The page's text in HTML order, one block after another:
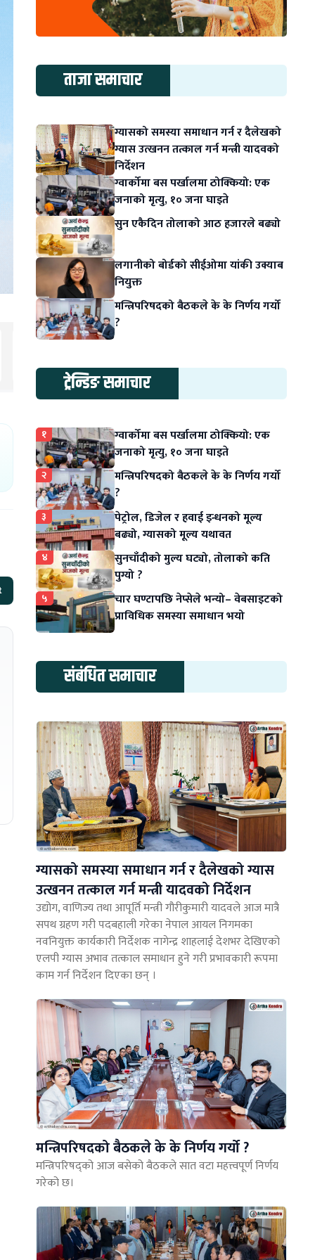
ताजा समाचार
ग्यासको समस्या समाधान गर्न र दैलेखको
ग्यास उत्खनन तत्काल गर्न मन्त्री यादवको
निर्देशन
ग्वार्कोमा बस पर्खालमा ठोक्कियो: एक
जनाको मृत्यु, १० जना घाइते
सुन एकैदिन तोलाको आठ हजारले बढ्यो
लगानीको बोर्डको सीईओमा यांकी उक्याब
नियुक्त
मन्त्रिपरिषदको बैठकले के के निर्णय गर्यो
?
ट्रेन्डिङ समाचार
१
ग्वार्कोमा बस पर्खालमा ठोक्कियो: एक
जनाको मृत्यु, १० जना घाइते
२
मन्त्रिपरिषदको बैठकले के के निर्णय गर्यो
?
३
पेट्रोल, डिजेल र हवाई इन्धनको मूल्य
बढ्यो, ग्यासको मूल्य यथावत
४
सुनचाँदीको मुल्य घट्यो, तोलाको कति
पुग्यो ?
५
चार घण्टापछि नेप्सेले भन्यो– वेबसाइटको
प्राविधिक समस्या समाधान भयो
संबंधित समाचार
ग्यासको समस्या समाधान गर्न र दैलेखको ग्यास
उत्खनन तत्काल गर्न मन्त्री यादवको निर्देशन
उद्योग, वाणिज्य तथा आपूर्ति मन्त्री गौरीकुमारी यादवले आज मात्रै
सपथ ग्रहण गरी पदबहाली गरेका नेपाल आयल निगमका
नवनियुक्त कार्यकारी निर्देशक नागेन्द्र शाहलाई देशभर देखिएको
एलपी ग्यास अभाव तत्काल समाधान हुने गरी प्रभावकारी रूपमा
काम गर्न निर्देशन दिएका छन् ।
मन्त्रिपरिषदको बैठकले के के निर्णय गर्यो ?
मन्त्रिपरिषद्को आज बसेको बैठकले सात वटा महत्त्वपूर्ण निर्णय
गरेको छ।